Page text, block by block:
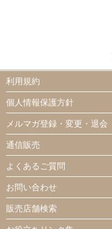
利用規約
個人情報保護方針
メルマガ登録・変更・退会
通信販売
よくあるご質問
お問い合わせ
販売店舗検索